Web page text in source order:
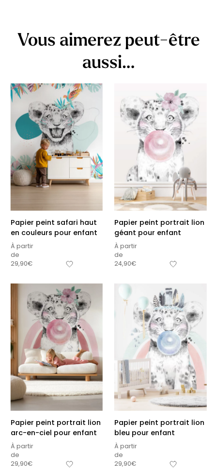
Vous aimerez peut-être
aussi…
Papier peint safari haut
en couleurs pour enfant
À partir
de
29,90€
Papier peint portrait lion
géant pour enfant
À partir
de
24,90€
Papier peint portrait lion
arc-en-ciel pour enfant
À partir
de
29,90€
Papier peint portrait lion
bleu pour enfant
À partir
de
29,90€